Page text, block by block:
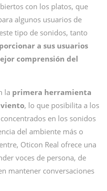
con los platos, que
algunos usuarios de
tipo de sonidos, tanto
a sus usuarios
comprensión del
la primera herramienta
, lo que posibilita a los
en los sonidos
del ambiente más o
Oticon Real ofrece una
voces de persona, de
mantener conversaciones